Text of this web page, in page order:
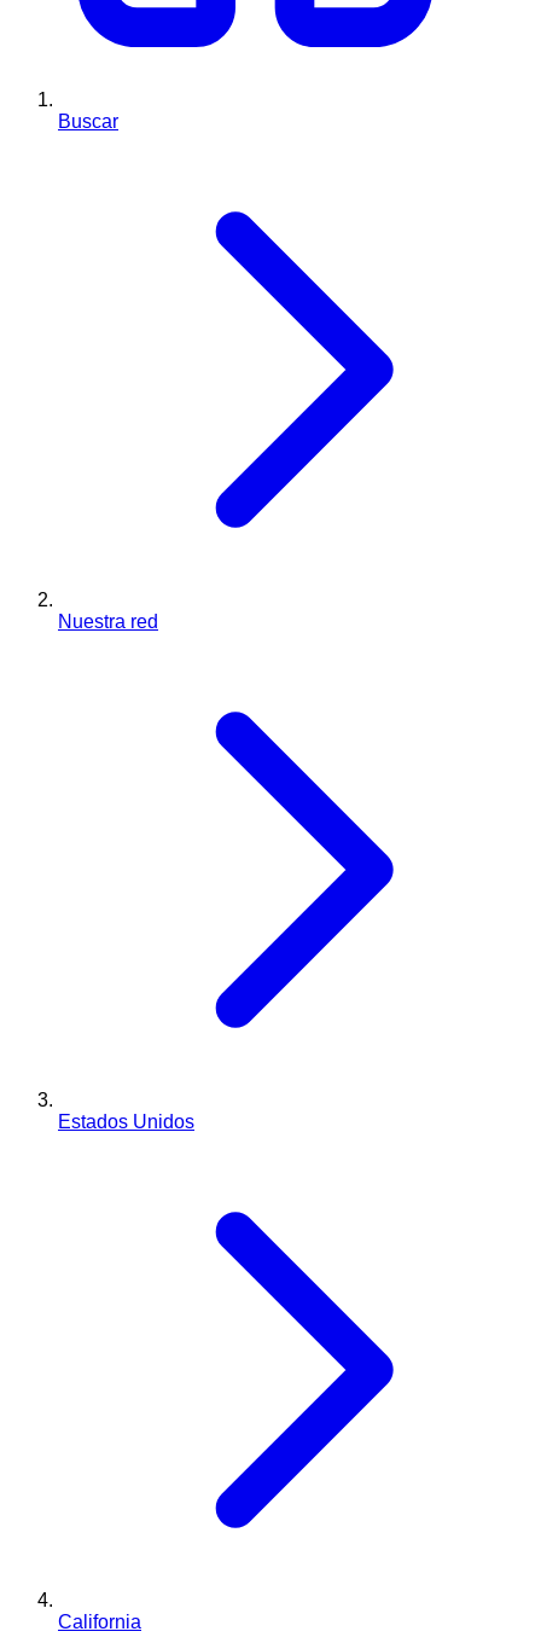
Buscar
Nuestra red
Estados Unidos
California